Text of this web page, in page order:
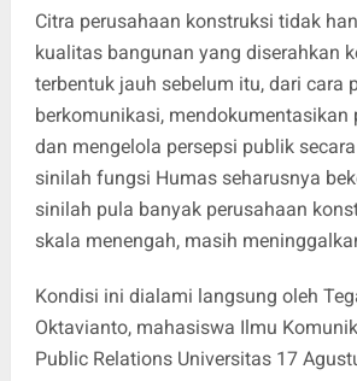
Citra perusahaan konstruksi tidak
kualitas bangunan yang diserahkan
terbentuk jauh sebelum itu, dari cara
berkomunikasi, mendokumentasikan
dan mengelola persepsi publik
sinilah fungsi Humas seharusnya
sinilah pula banyak perusahaan
skala menengah, masih
Kondisi ini dialami langsung oleh
Oktavianto, mahasiswa Ilmu
Public Relations Universitas 17